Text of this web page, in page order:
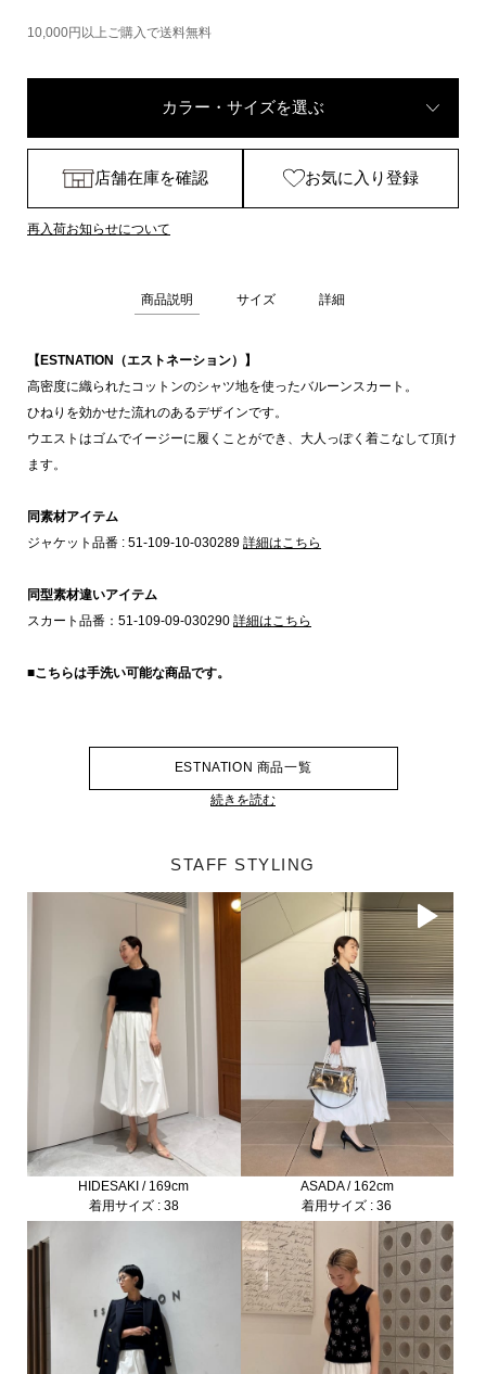
10,000円以上ご購入で送料無料
カラー・サイズを選ぶ
店舗在庫を確認 お気に入り登録
再入荷お知らせについて
商品説明 サイズ 詳細
【ESTNATION（エストネーション）】
高密度に織られたコットンのシャツ地を使ったバルーンスカート。
ひねりを効かせた流れのあるデザインです。
ウエストはゴムでイージーに履くことができ、大人っぽく着こなして頂け
ます。
同素材アイテム
ジャケット品番 : 51-109-10-030289 詳細はこちら
同型素材違いアイテム
スカート品番：51-109-09-030290 詳細はこちら
■こちらは手洗い可能な商品です。
ESTNATION 商品一覧
続きを読む
STAFF STYLING
HIDESAKI / 169cm
着用サイズ : 38
ASADA / 162cm
着用サイズ : 36